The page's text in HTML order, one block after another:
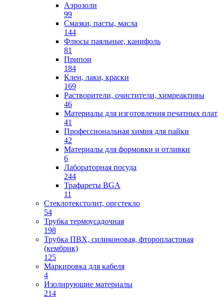
Аэрозоли
99
Смазки, пасты, масла
144
Флюсы паяльные, канифоль
81
Припои
184
Клеи, лаки, краски
169
Растворители, очистители, химреактивы
46
Материалы для изготовления печатных плат
41
Профессиональная химия для пайки
42
Материалы для формовки и отливки
6
Лабораторная посуда
244
Трафареты BGA
11
Стеклотекстолит, оргстекло
54
Трубка термоусадочная
198
Трубка ПВХ, силиконовая, фторопластовая
(кембрик)
125
Маркировка для кабеля
4
Изолирующие материалы
214